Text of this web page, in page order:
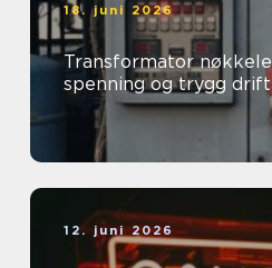
18. juni 2026
Transformator nøkkelen til riktig
spenning og trygg drift
12. juni 2026